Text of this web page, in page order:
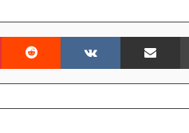
Pinterest Reddit VKontakte